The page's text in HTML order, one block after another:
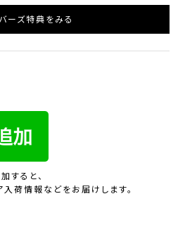
ーズ特典をみる
すると、
荷情報などをお届けします。